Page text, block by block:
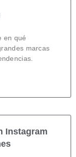
en qué
marcas
Instagram